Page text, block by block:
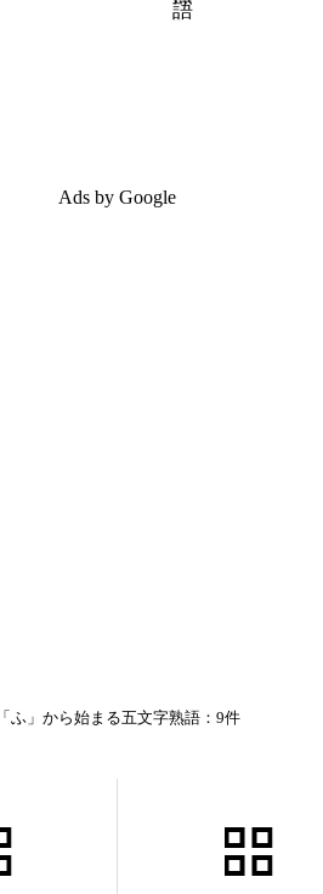
Ads by Google
「ふ」から始まる五文字熟語：9件